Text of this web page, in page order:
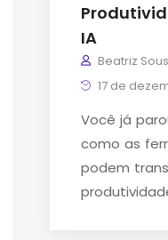
IA
Beatriz
17 de
Você já
como as
podem